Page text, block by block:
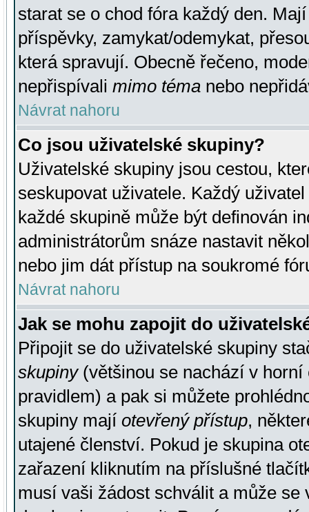
starat se o chod fóra každý den.
příspěvky, zamykat/odemykat,
která spravují. Obecně řečeno,
nepřispívali mimo téma nebo
Návrat nahoru
Co jsou uživatelské skupiny?
Uživatelské skupiny jsou cestou,
seskupovat uživatele. Každý
každé skupině může být definován
administrátorům snáze nastavit
nebo jim dát přístup na soukromé
Návrat nahoru
Jak se mohu zapojit do
Připojit se do uživatelské skupiny
skupiny(většinou se nachází v horní
pravidlem) a pak si můžete
skupiny mají otevřený přístup,
utajené členství. Pokud je skupina
zařazení kliknutím na příslušné
musí vaši žádost schválit a může se